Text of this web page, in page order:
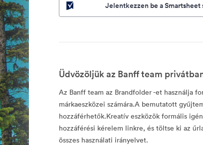
Jelentkezzen be a Smartsheet
Üdvözöljük az Banff team
Az Banff team az Brandfolder -et használja
márkaeszközei számára.A bemutatott
hozzáférhetők.Kreatív eszközök formális
hozzáférési kérelem linkre, és töltse ki az
összes használati irányelvet.